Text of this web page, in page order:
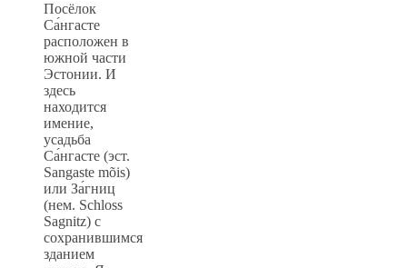
Посёлок
Са́нгасте
расположен в
южной части
Эстонии. И
здесь
находится
имение,
усадьба
Са́нгасте (эст.
Sangaste mõis)
или За́гниц
(нем. Schloss
Sagnitz) с
сохранившимся
зданием